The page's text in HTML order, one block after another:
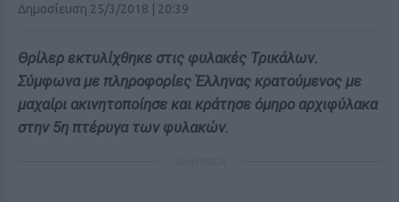
Δημοσίευση 25/3/2018 | 20:39
Θρίλερ εκτυλίχθηκε στις φυλακές Τρικάλων.
Σύμφωνα με πληροφορίες Έλληνας κρατούμενος με
μαχαίρι ακινητοποίησε και κράτησε όμηρο αρχιφύλακα
στην 5η πτέρυγα των φυλακών.